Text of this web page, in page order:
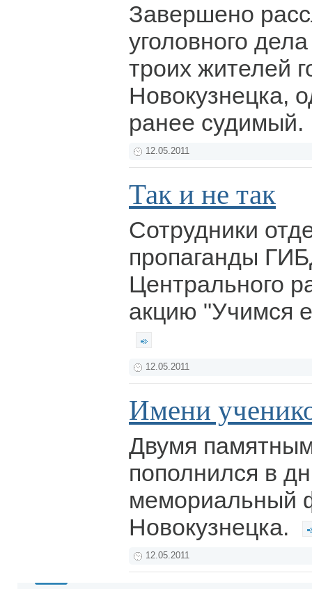
Завершено
уголовного
троих жителей
Новокузнецка,
ранее судимый.
12.05.2011
Так и не так
Сотрудники
пропаганды
Центрального
акцию "Учимся
12.05.2011
Имени
Двумя
пополнился в
мемориальный
Новокузнецка.
12.05.2011